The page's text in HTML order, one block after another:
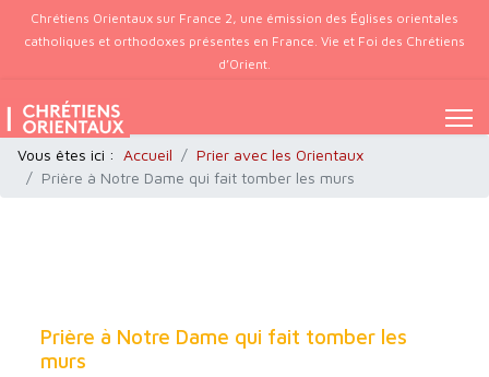
Chrétiens Orientaux sur France 2, une émission des Églises orientales
catholiques et orthodoxes présentes en France. Vie et Foi des Chrétiens
d’Orient.
Vous êtes ici : Accueil
Prier avec les Orientaux
Prière à Notre Dame qui fait tomber les murs
Prière à Notre Dame qui fait tomber les
murs